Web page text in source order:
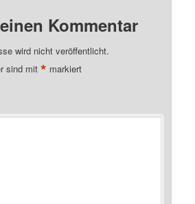
Kommentar
wird nicht veröffentlicht.
sind mit* markiert